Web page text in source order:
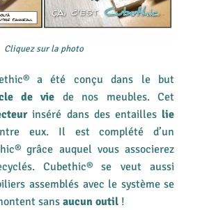
Cliquez sur la photo
a été conçu dans le but
de vie de nos meubles. Cet
inséré dans des entailles lie
eux. Il est complété d’un
grâce auquel vous associerez
Cubethic® se veut aussi
assemblés avec le système se
sans aucun outil!